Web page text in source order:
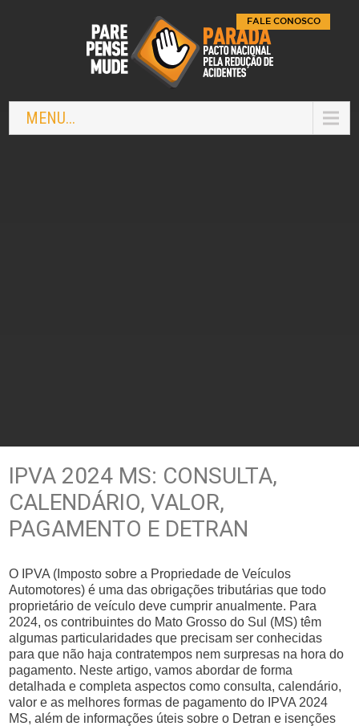
MENU...
FALE CONOSCO
IPVA 2024 MS: CONSULTA,
CALENDÁRIO, VALOR,
PAGAMENTO E DETRAN
O IPVA (Imposto sobre a Propriedade de Veículos
Automotores) é uma das obrigações tributárias que todo
proprietário de veículo deve cumprir anualmente. Para
2024, os contribuintes do Mato Grosso do Sul (MS) têm
algumas particularidades que precisam ser conhecidas
para que não haja contratempos nem surpresas na hora do
pagamento. Neste artigo, vamos abordar de forma
detalhada e completa aspectos como consulta, calendário,
valor e as melhores formas de pagamento do IPVA 2024
MS, além de informações úteis sobre o Detran e isenções